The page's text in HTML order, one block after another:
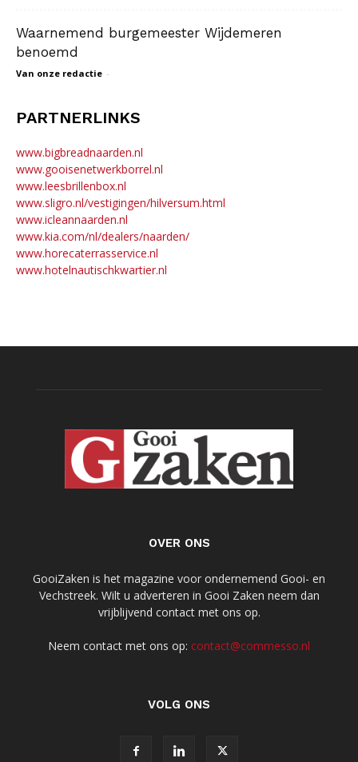
Waarnemend burgemeester Wijdemeren
benoemd
Van onze redactie -
PARTNERLINKS
www.bigbreadnaarden.nl
www.gooisenetwerkborrel.nl
www.leesbrillenbox.nl
www.sligro.nl/vestigingen/hilversum.html
www.icleannaarden.nl
www.kia.com/nl/dealers/naarden/
www.horecaterrasservice.nl
www.hotelnautischkwartier.nl
OVER ONS
GooiZaken is het magazine voor ondernemend Gooi- en
Vechstreek. Wilt u adverteren in Gooi Zaken neem dan
vrijblijvend contact met ons op.
Neem contact met ons op: contact@commesso.nl
VOLG ONS